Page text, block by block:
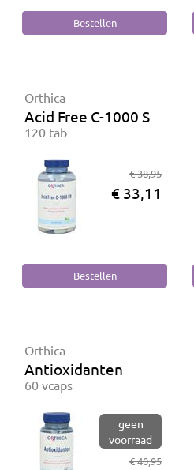
Orthica
Acid Free C-1000 SR
120 tab
€ 38,95
€ 33,11
Orthica
Antioxidanten
60 vcaps
geen
voorraad
€ 40,95